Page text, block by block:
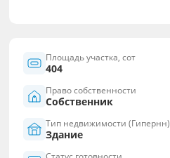
Площадь участка, сот
404
Право собственности
Собственник
Тип недвижимости (Гипернн)
Здание